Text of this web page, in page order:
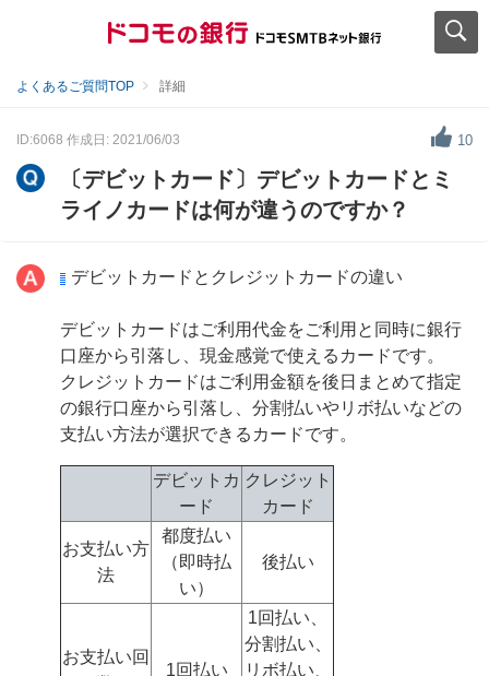
よくあるご質問TOP 詳細
ID:6068 作成日: 2021/06/03 10
〔デビットカード〕デビットカードとミ
ライノカードは何が違うのですか？
デビットカードとクレジットカードの違い
デビットカードはご利用代金をご利用と同時に銀行
口座から引落し、現金感覚で使えるカードです。
クレジットカードはご利用金額を後日まとめて指定
の銀行口座から引落し、分割払いやリボ払いなどの
支払い方法が選択できるカードです。
デビットカ
ード
クレジット
カード
お支払い方
法
都度払い
（即時払
い）
後払い
お支払い回
1回払い
1回払い、
分割払い、
リボ払い、